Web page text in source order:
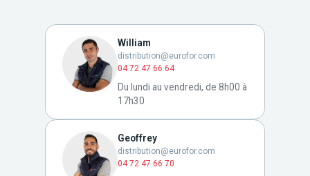
William
distribution@eurofor.com
04 72 47 66 64
Du lundi au vendredi, de 8h00 à
17h30
Geoffrey
distribution@eurofor.com
04 72 47 66 70